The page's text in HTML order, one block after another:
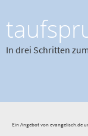
In drei Schritten
Ein Angebot von evangelisch.de